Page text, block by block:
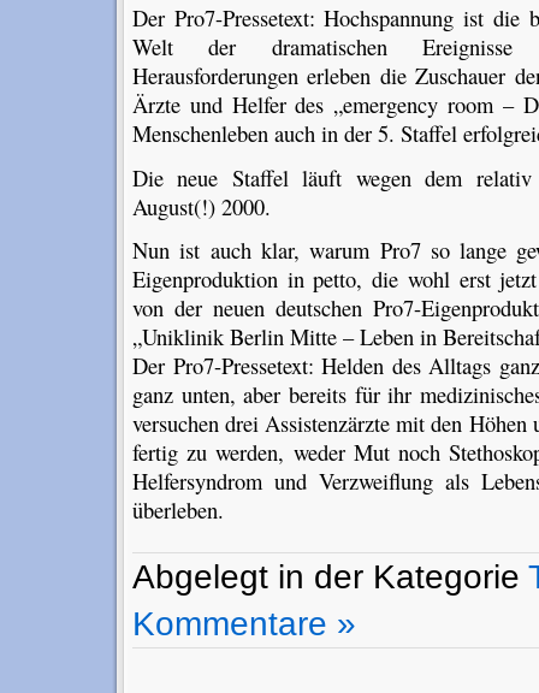
Der Pro7-Pressetext: Hochspannung ist die
Welt der dramatischen Ereignisse
Herausforderungen erleben die Zuschauer
Ärzte und Helfer des „emergency room –
Menschenleben auch in der 5. Staffel
Die neue Staffel läuft wegen dem
August(!) 2000.
Nun ist auch klar, warum Pro7 so lange
Eigenproduktion in petto, die wohl erst
von der neuen deutschen Pro7-
„Uniklinik Berlin Mitte – Leben in
Der Pro7-Pressetext: Helden des Alltags
ganz unten, aber bereits für ihr
versuchen drei Assistenzärzte mit den
fertig zu werden, weder Mut noch
Helfersyndrom und Verzweiflung als
überleben.
Abgelegt in der Kategorie
Kommentare »